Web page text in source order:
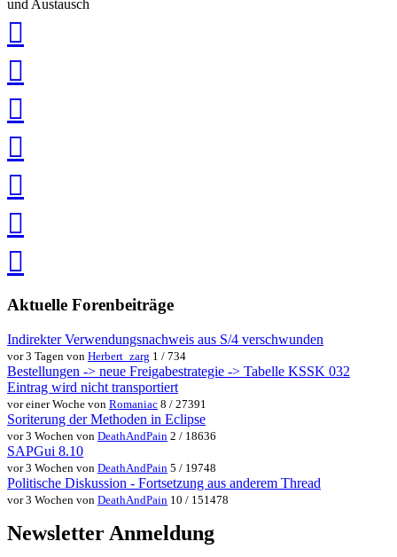
und Austausch
teilen
teilen
teilen
teilen
speichern
via
teilenteilen
Aktuelle Forenbeiträge
Indirekter Verwendungsnachweis aus S/4 verschwunden
vor 3 Tagen von Herbert_zarg 1 / 734
Bestellungen -> neue Freigabestrategie -> Tabelle KSSK 032
Eintrag wird nicht transportiert
vor einer Woche von Romaniac 8 / 27391
Soriterung der Methoden in Eclipse
vor 3 Wochen von DeathAndPain 2 / 18636
SAPGui 8.10
vor 3 Wochen von DeathAndPain 5 / 19748
Politische Diskussion - Fortsetzung aus anderem Thread
vor 3 Wochen von DeathAndPain 10 / 151478
Newsletter Anmeldung